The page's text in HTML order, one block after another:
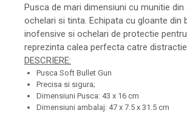
Pusca de mari dimensiuni cu munitie din
ochelari si tinta. Echipata cu gloante din
inofensive si ochelari de protectie
reprezinta calea perfecta catre
DESCRIERE:
Pusca Soft Bullet Gun
Precisa si sigura;
Dimensiuni Pusca: 43 x 16 cm
Dimensiuni ambalaj: 47 x 7.5 x 31.5 cm